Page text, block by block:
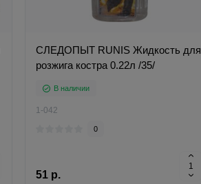
СЛЕДОПЫТ RUNIS Жидкость для
розжига костра 0.22л /35/
В наличии
1-042
0
51 р.